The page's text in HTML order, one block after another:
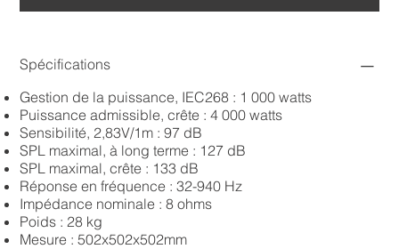
Spécifications
Gestion de la puissance, IEC268 : 1 000 watts
Puissance admissible, crête : 4 000 watts
Sensibilité, 2,83V/1m : 97 dB
SPL maximal, à long terme : 127 dB
SPL maximal, crête : 133 dB
Réponse en fréquence : 32-940 Hz
Impédance nominale : 8 ohms
Poids : 28 kg
Mesure : 502x502x502mm